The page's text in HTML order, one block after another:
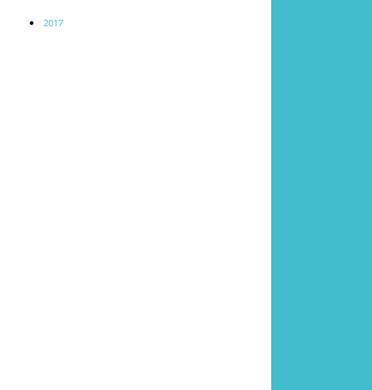
2017